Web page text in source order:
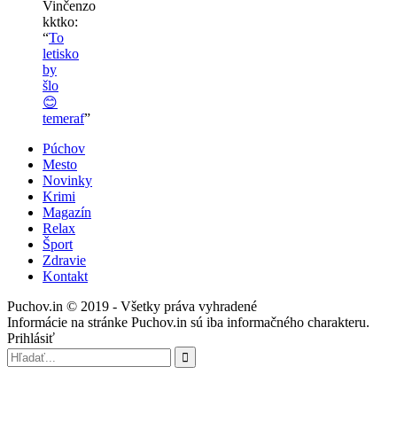
Vinčenzo
kktko:
“To
letisko
by
šlo
😊
temeraf”
Púchov
Mesto
Novinky
Krimi
Magazín
Relax
Šport
Zdravie
Kontakt
Puchov.in © 2019 - Všetky práva vyhradené
Informácie na stránke Puchov.in sú iba informačného charakteru.
Prihlásiť